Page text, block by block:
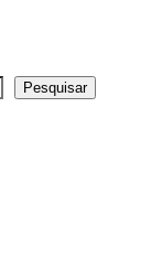
Pesquisar